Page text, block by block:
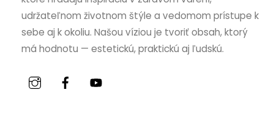
udržateľnom životnom štýle a vedomom prístupe k
sebe aj k okoliu. Našou víziou je tvoriť obsah, ktorý
má hodnotu — estetickú, praktickú aj ľudskú.